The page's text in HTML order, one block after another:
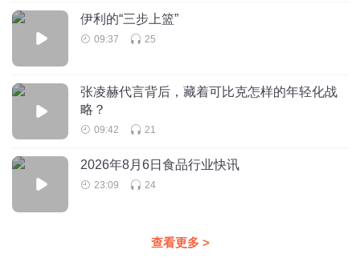
伊利的“三步上篮”
09:37 25
张凌赫代言背后，藏着可比克怎样的年轻化战
略？
09:42 21
2026年8月6日食品行业快讯
23:09 24
查看更多 >